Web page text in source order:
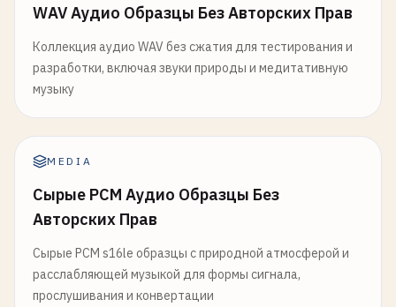
WAV Аудио Образцы Без Авторских Прав
Коллекция аудио WAV без сжатия для тестирования и
разработки, включая звуки природы и медитативную
музыку
MEDIA
Сырые PCM Аудио Образцы Без
Авторских Прав
Сырые PCM s16le образцы с природной атмосферой и
расслабляющей музыкой для формы сигнала,
прослушивания и конвертации